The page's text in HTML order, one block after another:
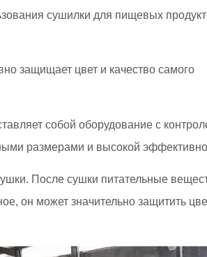
сушилки для пищевых
защищает цвет и качество самого
собой оборудование с
размерами и высокой
После сушки питательные
он может значительно защитить